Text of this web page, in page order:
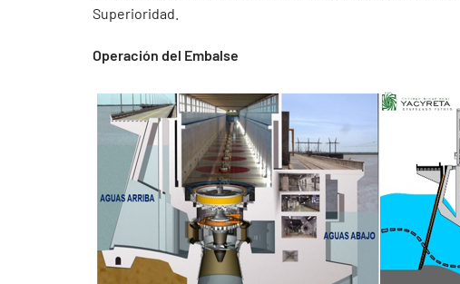
Superioridad.
Operación del Embalse